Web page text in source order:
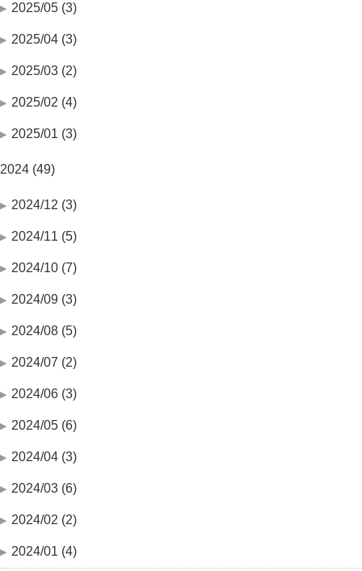
2025/05 (3)
2025/04 (3)
2025/03 (2)
2025/02 (4)
2025/01 (3)
2024 (49)
2024/12 (3)
2024/11 (5)
2024/10 (7)
2024/09 (3)
2024/08 (5)
2024/07 (2)
2024/06 (3)
2024/05 (6)
2024/04 (3)
2024/03 (6)
2024/02 (2)
2024/01 (4)